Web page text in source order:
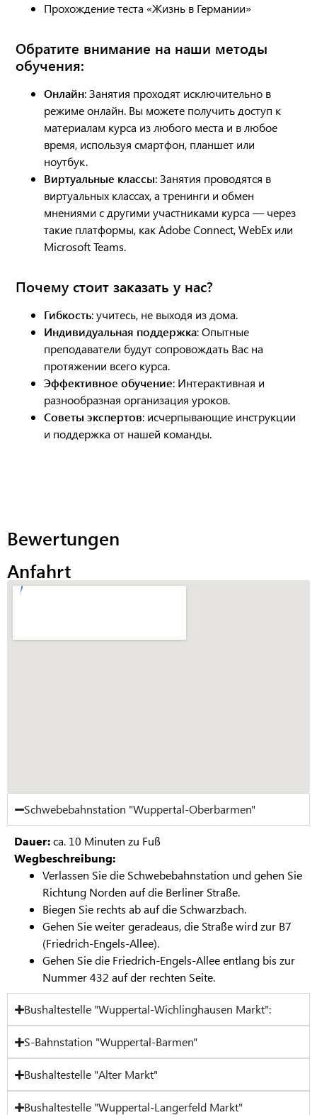
Прохождение теста «Жизнь в Германии»
Обратите внимание на наши методы
обучения:
Онлайн: Занятия проходят исключительно в
режиме онлайн. Вы можете получить доступ к
материалам курса из любого места и в любое
время, используя смартфон, планшет или
ноутбук.
Виртуальные классы: Занятия проводятся в
виртуальных классах, а тренинги и обмен
мнениями с другими участниками курса — через
такие платформы, как Adobe Connect, WebEx или
Microsoft Teams.
Почему стоит заказать у нас?
Гибкость: учитесь, не выходя из дома.
Индивидуальная поддержка: Опытные
преподаватели будут сопровождать Вас на
протяжении всего курса.
Эффективное обучение: Интерактивная и
разнообразная организация уроков.
Советы экспертов: исчерпывающие инструкции
и поддержка от нашей команды.
Bewertungen
Anfahrt
Schwebebahnstation "Wuppertal-Oberbarmen"
Dauer:ca. 10 Minuten zu Fuß
Wegbeschreibung:
Verlassen Sie die Schwebebahnstation und gehen Sie
Richtung Norden auf die Berliner Straße.
Biegen Sie rechts ab auf die Schwarzbach.
Gehen Sie weiter geradeaus, die Straße wird zur B7
(Friedrich-Engels-Allee).
Gehen Sie die Friedrich-Engels-Allee entlang bis zur
Nummer 432 auf der rechten Seite.
Bushaltestelle "Wuppertal-Wichlinghausen Markt":
S-Bahnstation "Wuppertal-Barmen"
Bushaltestelle "Alter Markt"
Bushaltestelle "Wuppertal-Langerfeld Markt"